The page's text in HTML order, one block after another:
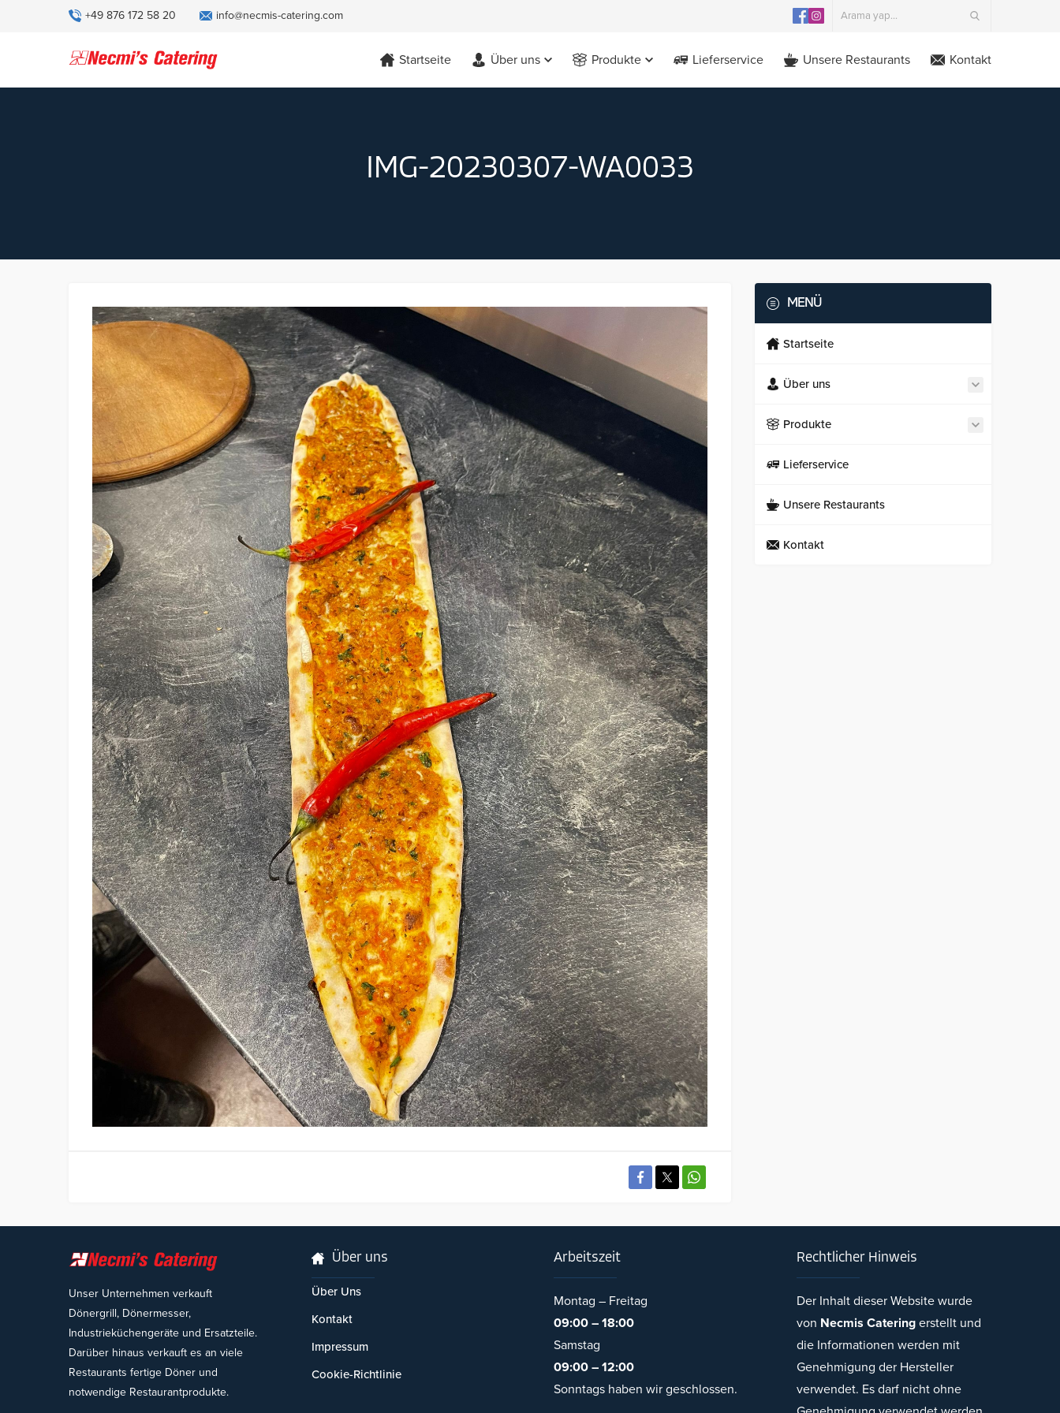
+49 876 172 58 20 info@necmis-catering.com
Startseite Über uns Produkte Lieferservice Unsere Restaurants Kontakt
IMG-20230307-WA0033
MENÜ
Startseite
Über uns
Produkte
Lieferservice
Unsere Restaurants
Kontakt
Unser Unternehmen verkauft
Dönergrill, Dönermesser,
Industrieküchengeräte und Ersatzteile.
Darüber hinaus verkauft es an viele
Restaurants fertige Döner und
notwendige Restaurantprodukte.
Über uns
Über Uns
Kontakt
Impressum
Cookie-Richtlinie
Arbeitszeit
Montag – Freitag
09:00 – 18:00
Samstag
09:00 – 12:00
Sonntags haben wir geschlossen.
Rechtlicher Hinweis
Der Inhalt dieser Website wurde
von Necmis Cateringerstellt und
die Informationen werden mit
Genehmigung der Hersteller
verwendet. Es darf nicht ohne
Necmi's Catering